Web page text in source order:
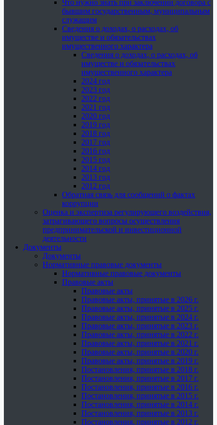
Что нужно знать при заключении договора с
бывшим государственным, муниципальным
служащим
Сведения о доходах, о расходах, об
имуществе и обязательствах
имущественного характера
Сведения о доходах, о расходах, об
имуществе и обязательствах
имущественного характера
2024 год
2023 год
2022 год
2021 год
2020 год
2019 год
2018 год
2017 год
2016 год
2015 год
2014 год
2013 год
2012 год
Обратная связь для сообщений о фактах
коррупции
Оценка и экспертиза регулирующего воздействия,
затрагивающего вопросы осуществления
предпринимательской и инвестиционной
деятельности
Документы
Документы
Нормативные правовые документы
Нормативные правовые документы
Правовые акты
Правовые акты
Правовые акты, принятые в 2026 г.
Правовые акты, принятые в 2025 г.
Правовые акты, принятые в 2024 г.
Правовые акты, принятые в 2023 г.
Правовые акты, принятые в 2022 г.
Правовые акты, принятые в 2021 г.
Правовые акты, принятые в 2020 г.
Правовые акты, принятые в 2019 г.
Постановления, принятые в 2018 г.
Постановления, принятые в 2017 г.
Постановления, принятые в 2016 г.
Постановления, принятые в 2015 г.
Постановления, принятые в 2014 г.
Постановления, принятые в 2013 г.
Постановления, принятые в 2012 г.